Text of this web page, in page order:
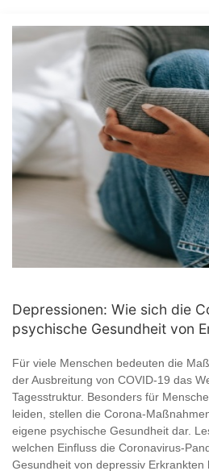
Depressionen: Wie sich die
psychische Gesundheit von
Für viele Menschen bedeuten die
der Ausbreitung von COVID-19 das
Tagesstruktur. Besonders für
leiden, stellen die Corona-
eigene psychische Gesundheit dar.
welchen Einfluss die Coronavirus-
Gesundheit von depressiv Erkrankten